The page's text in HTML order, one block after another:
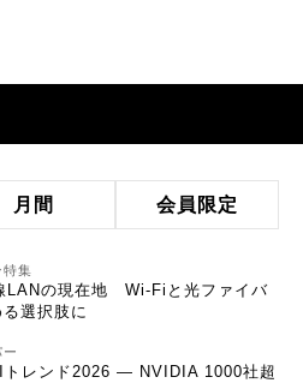
月間 会員限定
特集
LANの現在地 Wi-Fiと光ファイバ
選択肢に
トレンド2026 ― NVIDIA 1000社超